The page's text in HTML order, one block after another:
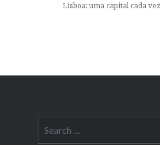
Lisboa: uma capital cada
for: